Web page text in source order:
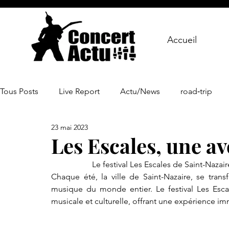
Accueil
Tous Posts Live Report Actu/News road‑trip
Les Escales, une
23 mai 2023
Le festival Les Escales de Saint-
Chaque été, la ville de Saint-Nazaire, se
musique du monde entier. Le festival Les
musicale et culturelle, offrant une expérience